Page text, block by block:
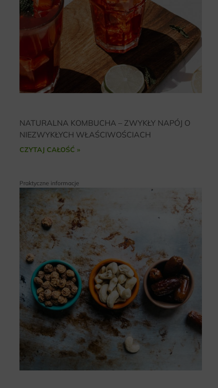
NATURALNA KOMBUCHA – ZWYKŁY NAPÓJ O
NIEZWYKŁYCH WŁAŚCIWOŚCIACH
CZYTAJ CAŁOŚĆ »
Praktyczne informacje